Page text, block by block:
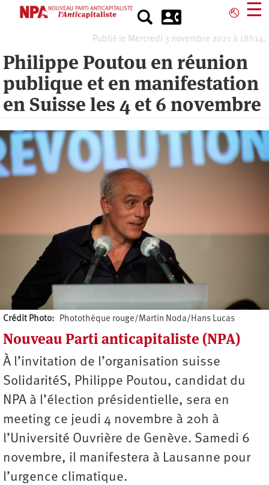
⎋ ☰
Publié le Mercredi 3 novembre 2021 à 18h14.
Philippe Poutou en réunion
publique et en manifestation
en Suisse les 4 et 6 novembre
Crédit Photo
Photothèque rouge/Martin Noda/Hans Lucas
Auteur
Nouveau Parti anticapitaliste (NPA)
À l’invitation de l’organisation suisse
SolidaritéS, Philippe Poutou, candidat du
NPA à l’élection présidentielle, sera en
meeting ce jeudi 4 novembre à 20h à
l’Université Ouvrière de Genève. Samedi 6
novembre, il manifestera à Lausanne pour
l’urgence climatique.